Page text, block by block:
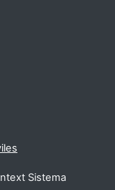
Sistema